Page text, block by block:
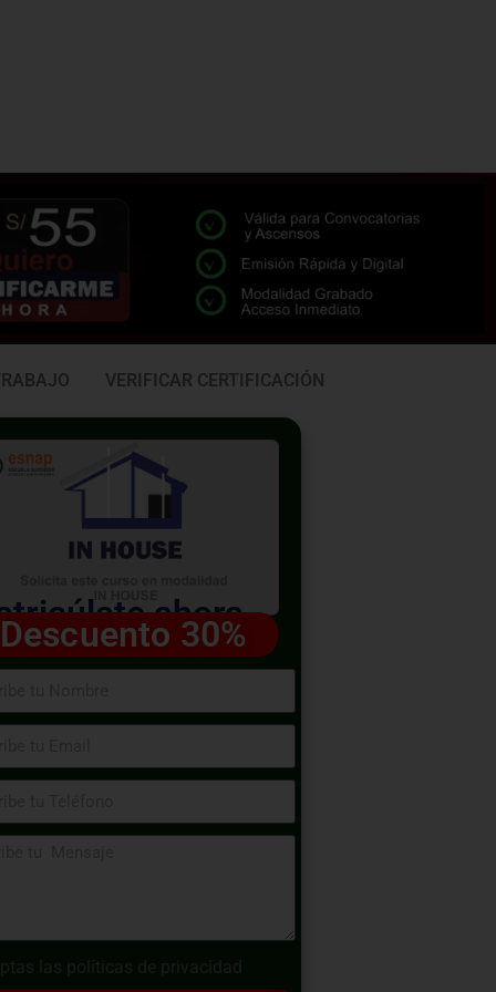
VERIFICAR CERTIFICACIÓN
ahora
Descuento 30%